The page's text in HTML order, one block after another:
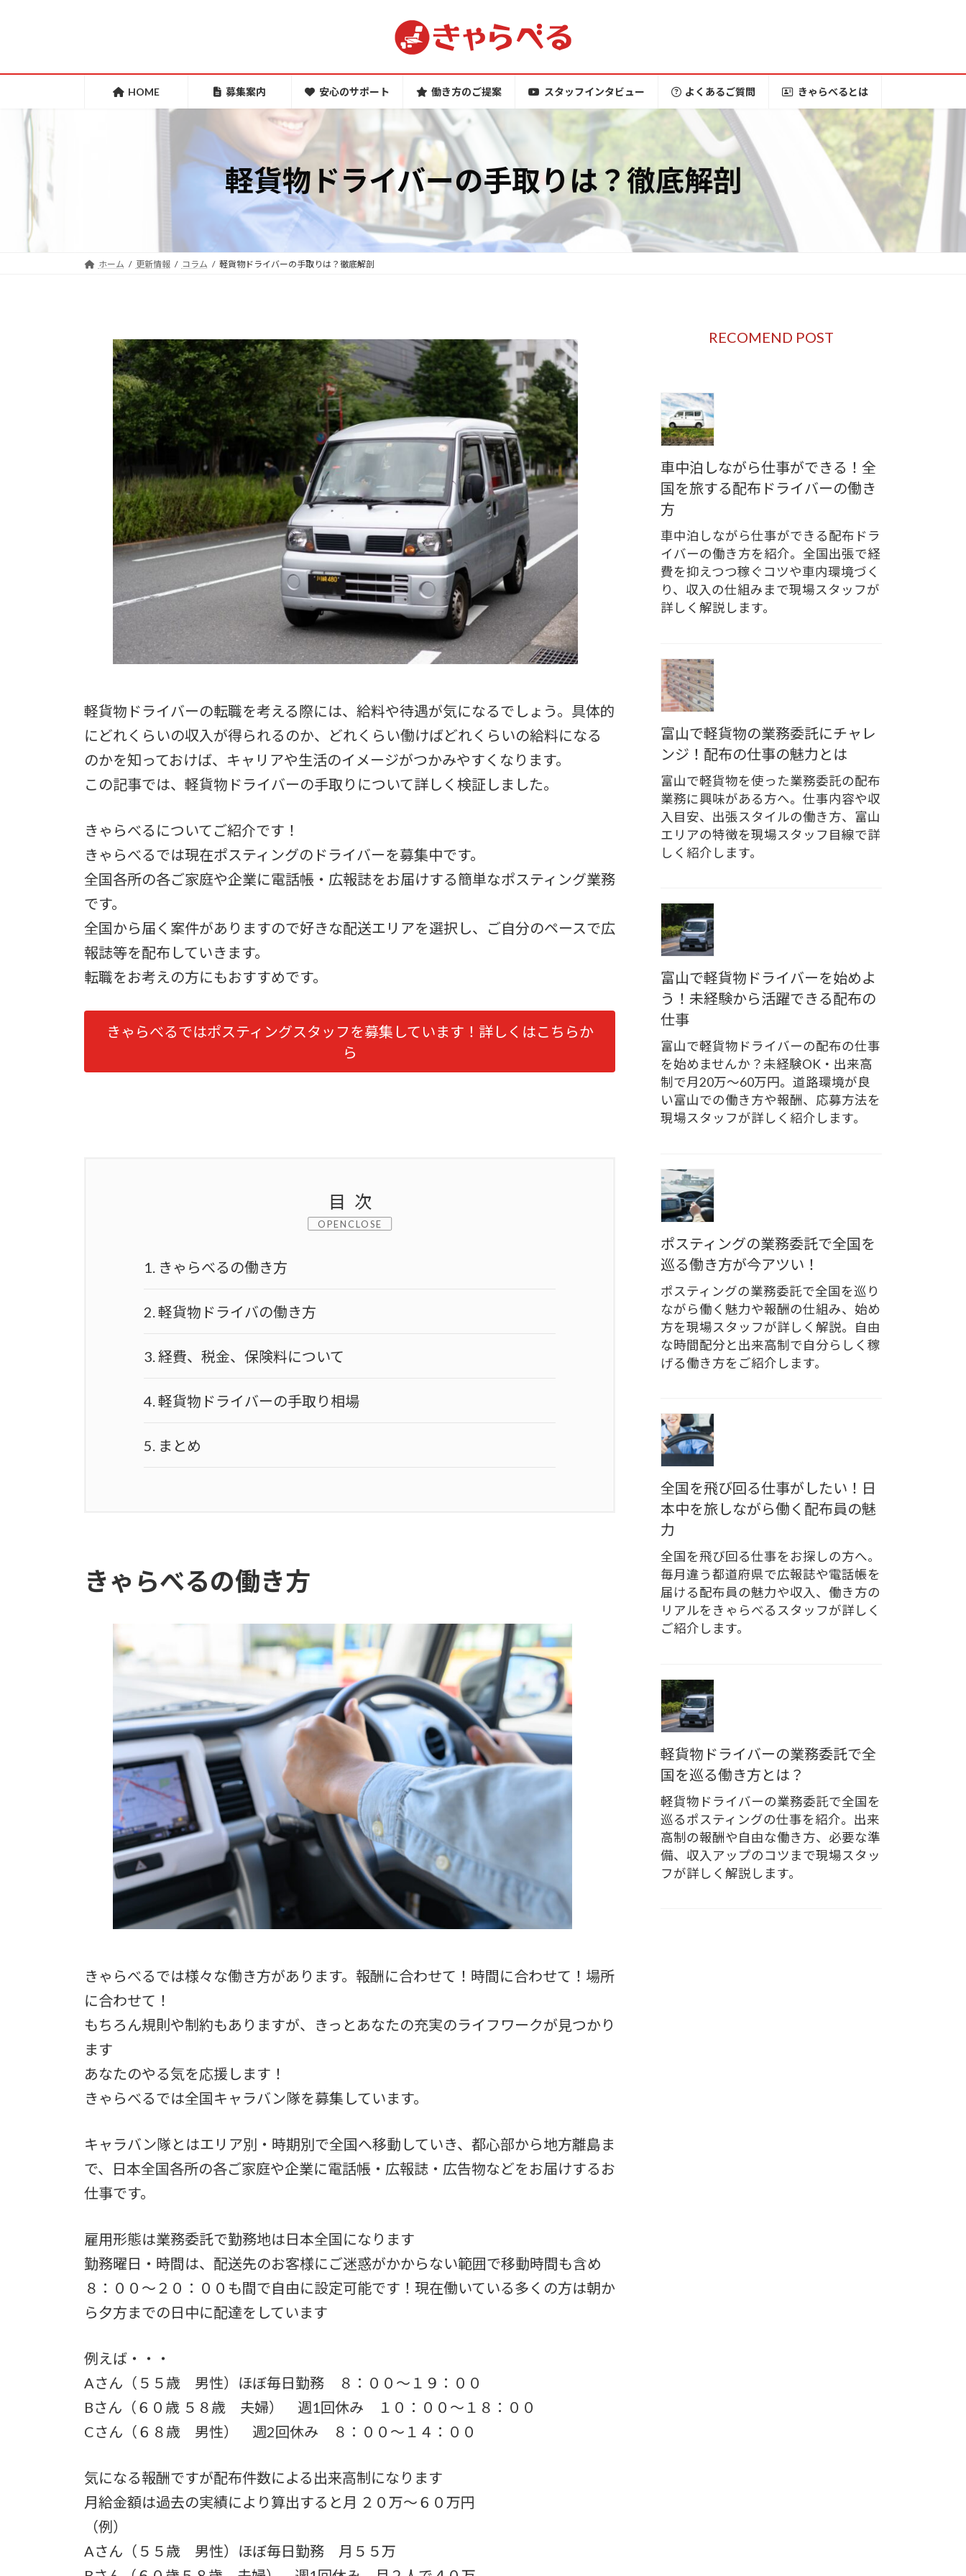
ン
ー
HOME 募集案内 安心のサポート 働き方のご提案 スタッフインタビュー よくあるご質問 きゃらべるとは
軽貨物ドライバーの手取りは？徹底解剖
ホーム 更新情報 コラム 軽貨物ドライバーの手取りは？徹底解剖
軽貨物ドライバーの転職を考える際には、給料や待遇が気になるでしょう。具体的
にどれくらいの収入が得られるのか、どれくらい働けばどれくらいの給料になる
のかを知っておけば、キャリアや生活のイメージがつかみやすくなります。
この記事では、軽貨物ドライバーの手取りについて詳しく検証しました。
きゃらべるについてご紹介です！
きゃらべるでは現在ポスティングのドライバーを募集中です。
全国各所の各ご家庭や企業に電話帳・広報誌をお届けする簡単なポスティング業務
です。
全国から届く案件がありますので好きな配送エリアを選択し、ご自分のペースで広
報誌等を配布していきます。
転職をお考えの方にもおすすめです。
きゃらべるではポスティングスタッフを募集しています！詳しくはこちらか
ら
目次
CLOSE
1. きゃらべるの働き方
2. 軽貨物ドライバの働き方
3. 経費、税金、保険料について
4. 軽貨物ドライバーの手取り相場
5. まとめ
きゃらべるの働き方
きゃらべるでは様々な働き方があります。報酬に合わせて！時間に合わせて！場所
に合わせて！
もちろん規則や制約もありますが、きっとあなたの充実のライフワークが見つかり
ます
あなたのやる気を応援します！
きゃらべるでは全国キャラバン隊を募集しています。
キャラバン隊とはエリア別・時期別で全国へ移動していき、都心部から地方離島ま
で、日本全国各所の各ご家庭や企業に電話帳・広報誌・広告物などをお届けするお
仕事です。
雇用形態は業務委託で勤務地は日本全国になります
勤務曜日・時間は、配送先のお客様にご迷惑がかからない範囲で移動時間も含め
８：００～２０：００も間で自由に設定可能です！現在働いている多くの方は朝か
ら夕方までの日中に配達をしています
例えば・・・
Aさん（５５歳 男性）ほぼ毎日勤務 ８：００～１９：００
Bさん（６０歳 ５８歳 夫婦） 週1回休み １０：００～１８：００
Cさん（６８歳 男性） 週2回休み ８：００～１４：００
気になる報酬ですが配布件数による出来高制になります
月給金額は過去の実績により算出すると月 ２０万～６０万円
（例）
Aさん（５５歳 男性）ほぼ毎日勤務 月５５万
RECOMEND POST
車中泊しながら仕事ができる！全
国を旅する配布ドライバーの働き
方
車中泊しながら仕事ができる配布ドラ
イバーの働き方を紹介。全国出張で経
費を抑えつつ稼ぐコツや車内環境づく
り、収入の仕組みまで現場スタッフが
詳しく解説します。
富山で軽貨物の業務委託にチャレ
ンジ！配布の仕事の魅力とは
富山で軽貨物を使った業務委託の配布
業務に興味がある方へ。仕事内容や収
入目安、出張スタイルの働き方、富山
エリアの特徴を現場スタッフ目線で詳
しく紹介します。
富山で軽貨物ドライバーを始めよ
う！未経験から活躍できる配布の
仕事
富山で軽貨物ドライバーの配布の仕事
を始めませんか？未経験OK・出来高
制で月20万〜60万円。道路環境が良
い富山での働き方や報酬、応募方法を
現場スタッフが詳しく紹介します。
ポスティングの業務委託で全国を
巡る働き方が今アツい！
ポスティングの業務委託で全国を巡り
ながら働く魅力や報酬の仕組み、始め
方を現場スタッフが詳しく解説。自由
な時間配分と出来高制で自分らしく稼
げる働き方をご紹介します。
全国を飛び回る仕事がしたい！日
本中を旅しながら働く配布員の魅
力
全国を飛び回る仕事をお探しの方へ。
毎月違う都道府県で広報誌や電話帳を
届ける配布員の魅力や収入、働き方の
リアルをきゃらべるスタッフが詳しく
ご紹介します。
軽貨物ドライバーの業務委託で全
国を巡る働き方とは？
軽貨物ドライバーの業務委託で全国を
巡るポスティングの仕事を紹介。出来
高制の報酬や自由な働き方、必要な準
備、収入アップのコツまで現場スタッ
フが詳しく解説します。